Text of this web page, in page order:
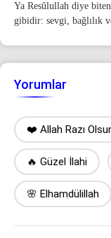
Ya Resûlullah diye
gibidir: sevgi, bağlılık
Yorumlar
❤️ Allah Razı
🔥 Güzel İlahi
🌸 Elhamdülillah